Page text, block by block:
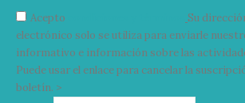
Acepto
Su
electrónico solo se utiliza para enviarle
informativo e información sobre las
Puede usar el enlace para cancelar la
boletín. >